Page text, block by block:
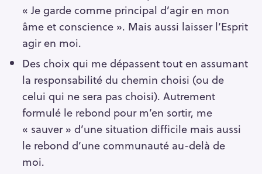
« Je garde comme principal d’agir en mon
âme et conscience ». Mais aussi laisser l’Esprit
agir en moi.
Des choix qui me dépassent tout en assumant
la responsabilité du chemin choisi (ou de
celui qui ne sera pas choisi). Autrement
formulé le rebond pour m’en sortir, me
« sauver » d’une situation difficile mais aussi
le rebond d’une communauté au-delà de
moi.
e
c
h
e
r
c
h